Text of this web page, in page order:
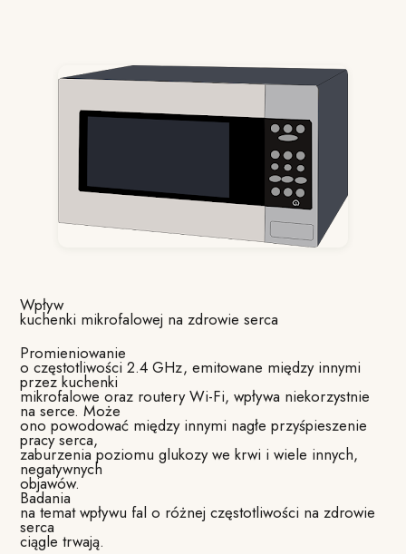
Wpływ
kuchenki mikrofalowej na zdrowie serca
Promieniowanie
o częstotliwości 2.4 GHz, emitowane między innymi
przez kuchenki
mikrofalowe oraz routery Wi-Fi, wpływa niekorzystnie
na serce. Może
ono powodować między innymi nagłe przyśpieszenie
pracy serca,
zaburzenia poziomu glukozy we krwi i wiele innych,
negatywnych
objawów.
Badania
na temat wpływu fal o różnej częstotliwości na zdrowie
serca
ciągle trwają.